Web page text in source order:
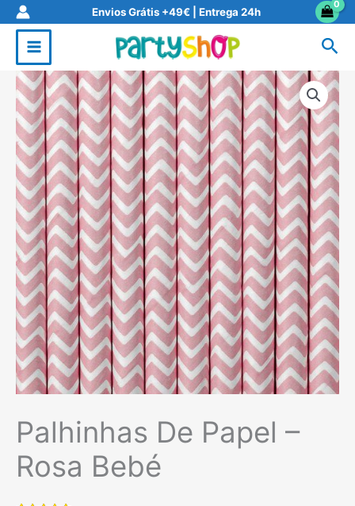
Skip
content
Envios Grátis +49€ | Entrega 24h
Palhinhas De Papel –
Rosa Bebé